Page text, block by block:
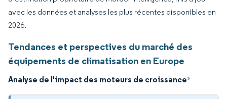
avec les données et analyses les plus récentes disponibles en
2026.
Tendances et perspectives du marché des
équipements de climatisation en Europe
Analyse de l'impact des moteurs de croissance*